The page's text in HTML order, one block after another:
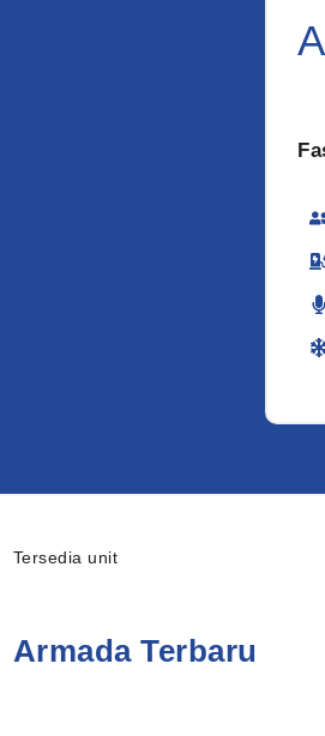
Tersedia unit
Armada Terbaru